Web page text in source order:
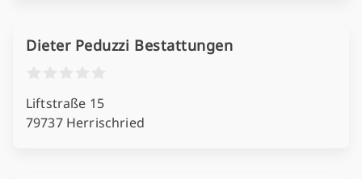
Dieter Peduzzi Bestattungen
Liftstraße 15
79737 Herrischried